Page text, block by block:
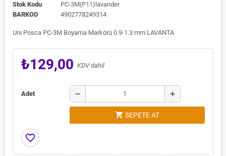
Stok Kodu
PC-3M(P11)lavander
BARKOD
4902778249314
Uni Posca PC-3M Boyama Markörü 0.9-1.3 mm LAVANTA
₺129,00 KDV dahil
Adet remove add
shopping_cart SEPETE AT
favorite_border